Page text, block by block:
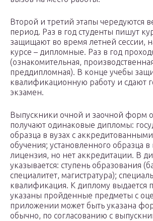
Второй и третий этапы чередуются
период. Раз в год студенты пишут
защищают во время летней сессии,
курсе – дипломные. Раз в год
(ознакомительная,
преддипломная). В конце учебы
квалификационную работу и сдают
экзамен.
Выпускники очной и заочной форм
получают одинаковые дипломы:
образца в вузах с
обучения; установленного образца в
лицензия, но нет аккредитации. В
указывается: ступень образования
специалитет, магистратура);
квалификация. К диплому выдается
указаны пройденные предметы с
приложении может быть указана
обычно, по согласованию с